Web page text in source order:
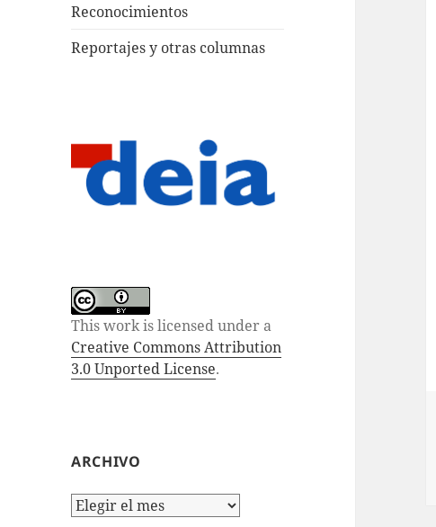
Reconocimientos
Reportajes y otras columnas
This work is licensed under a
Creative Commons Attribution
3.0 Unported License.
ARCHIVO
Archivo